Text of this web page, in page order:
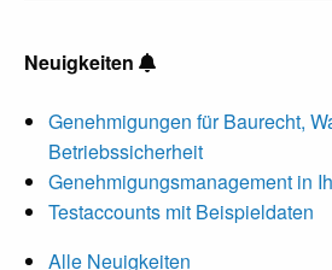
Neuigkeiten
Genehmigungen für Baurecht,
Betriebssicherheit
Genehmigungsmanagement in
Testaccounts mit Beispieldaten
Alle Neuigkeiten